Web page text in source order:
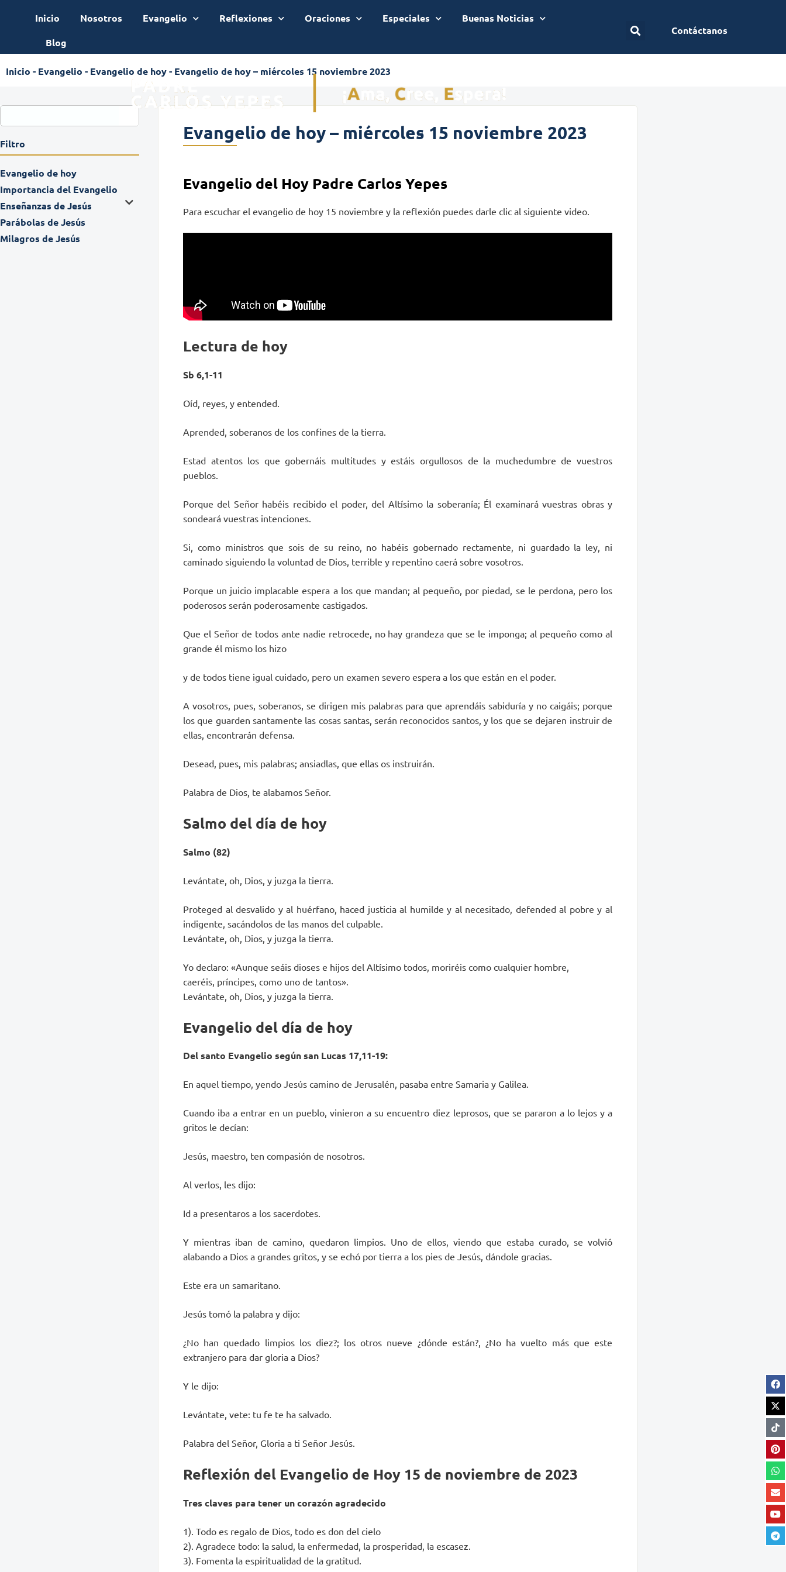
Inicio Nosotros Evangelio Reflexiones Oraciones Especiales
Buenas Noticias
Blog
Contáctanos
Inicio - Evangelio - Evangelio de hoy- Evangelio de hoy – miércoles 15 noviembre 2023
Filtro
Evangelio de hoy
Importancia del Evangelio
Enseñanzas de Jesús
Parábolas de Jesús
Milagros de Jesús
Evangelio de hoy – miércoles 15 noviembre 2023
Evangelio del Hoy Padre Carlos Yepes
Para escuchar el evangelio de hoy 15 noviembre y la reflexión puedes darle clic al siguiente video.
Lectura de hoy
Sb 6,1-11
Oíd, reyes, y entended.
Aprended, soberanos de los confines de la tierra.
Estad atentos los que gobernáis multitudes y estáis orgullosos de la muchedumbre de vuestros
pueblos.
Porque del Señor habéis recibido el poder, del Altísimo la soberanía; Él examinará vuestras obras y
sondeará vuestras intenciones.
Si, como ministros que sois de su reino, no habéis gobernado rectamente, ni guardado la ley, ni
caminado siguiendo la voluntad de Dios, terrible y repentino caerá sobre vosotros.
Porque un juicio implacable espera a los que mandan; al pequeño, por piedad, se le perdona, pero los
poderosos serán poderosamente castigados.
Que el Señor de todos ante nadie retrocede, no hay grandeza que se le imponga; al pequeño como al
grande él mismo los hizo
y de todos tiene igual cuidado, pero un examen severo espera a los que están en el poder.
A vosotros, pues, soberanos, se dirigen mis palabras para que aprendáis sabiduría y no caigáis; porque
los que guarden santamente las cosas santas, serán reconocidos santos, y los que se dejaren instruir de
ellas, encontrarán defensa.
Desead, pues, mis palabras; ansiadlas, que ellas os instruirán.
Palabra de Dios, te alabamos Señor.
Salmo del día de hoy
Salmo (82)
Levántate, oh, Dios, y juzga la tierra.
Proteged al desvalido y al huérfano, haced justicia al humilde y al necesitado, defended al pobre y al
indigente, sacándolos de las manos del culpable.
Levántate, oh, Dios, y juzga la tierra.
Yo declaro: «Aunque seáis dioses e hijos del Altísimo todos, moriréis como cualquier hombre,
caeréis, príncipes, como uno de tantos».
Levántate, oh, Dios, y juzga la tierra.
Evangelio del día de hoy
Del santo Evangelio según san Lucas 17,11-19:
En aquel tiempo, yendo Jesús camino de Jerusalén, pasaba entre Samaria y Galilea.
Cuando iba a entrar en un pueblo, vinieron a su encuentro diez leprosos, que se pararon a lo lejos y a
gritos le decían:
Jesús, maestro, ten compasión de nosotros.
Al verlos, les dijo:
Id a presentaros a los sacerdotes.
Y mientras iban de camino, quedaron limpios. Uno de ellos, viendo que estaba curado, se volvió
alabando a Dios a grandes gritos, y se echó por tierra a los pies de Jesús, dándole gracias.
Este era un samaritano.
Jesús tomó la palabra y dijo:
¿No han quedado limpios los diez?; los otros nueve ¿dónde están?, ¿No ha vuelto más que este
extranjero para dar gloria a Dios?
Y le dijo:
Levántate, vete: tu fe te ha salvado.
Palabra del Señor, Gloria a ti Señor Jesús.
Reflexión del Evangelio de Hoy 15 de noviembre de 2023
Tres claves para tener un corazón agradecido
1). Todo es regalo de Dios, todo es don del cielo
2). Agradece todo: la salud, la enfermedad, la prosperidad, la escasez.
3). Fomenta la espiritualidad de la gratitud.